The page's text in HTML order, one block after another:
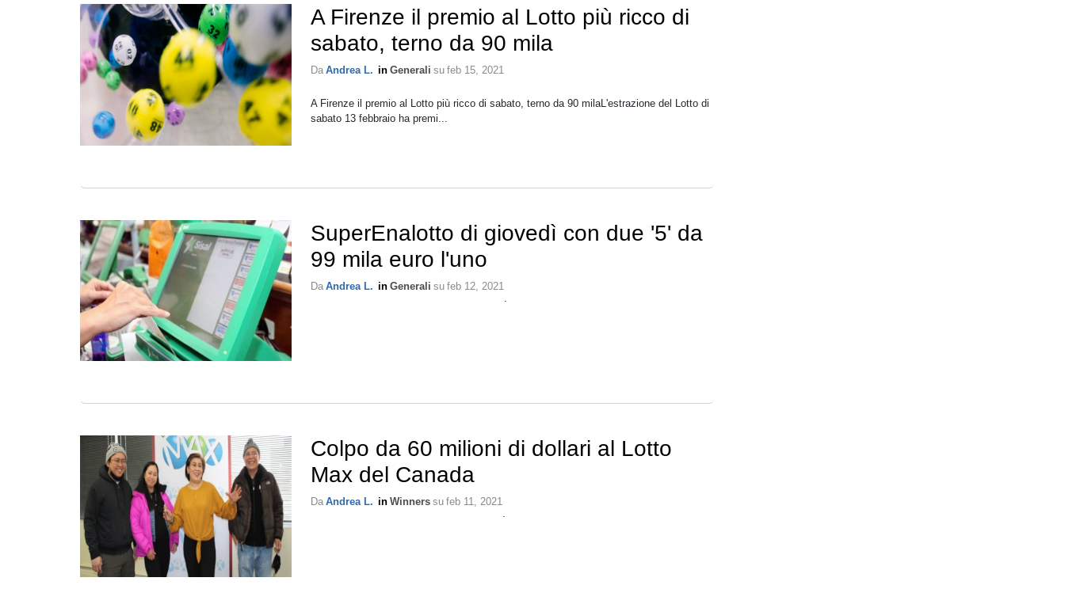
A Firenze il premio al Lotto più ricco di
sabato, terno da 90 mila
Da Andrea L. in Generali su feb 15, 2021
A Firenze il premio al Lotto più ricco di sabato, terno da 90 milaL'estrazione del Lotto di
sabato 13 febbraio ha premi...
SuperEnalotto di giovedì con due '5' da
99 mila euro l'uno
Da Andrea L. in Generali su feb 12, 2021
Colpo da 60 milioni di dollari al Lotto
Max del Canada
Da Andrea L. in Winners su feb 11, 2021
.